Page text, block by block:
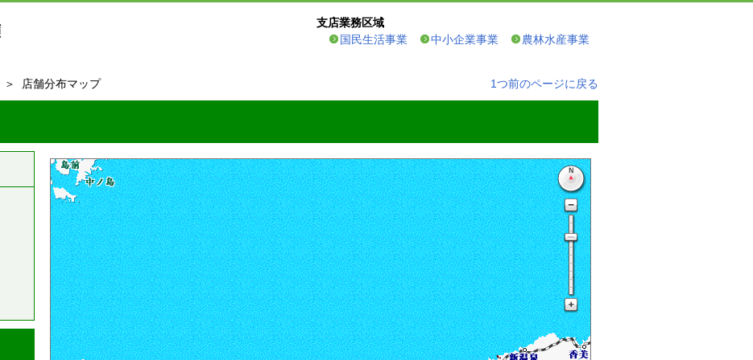
支店業務区域
国民生活事業
中小企業事業 農林水産事業
＞ 店舗分布マップ 1つ前のページに戻る